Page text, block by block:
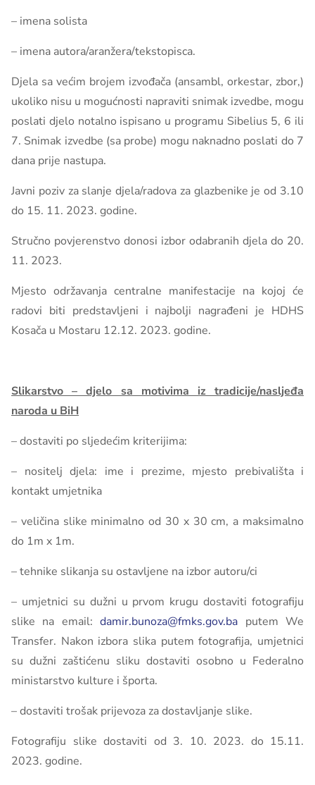
– imena solista
– imena autora/aranžera/tekstopisca.
Djela sa većim brojem izvođača (ansambl, orkestar, zbor,)
ukoliko nisu u mogućnosti napraviti snimak izvedbe, mogu
poslati djelo notalno ispisano u programu Sibelius 5, 6 ili
7. Snimak izvedbe (sa probe) mogu naknadno poslati do 7
dana prije nastupa.
Javni poziv za slanje djela/radova za glazbenike je od 3.10
do 15. 11. 2023. godine.
Stručno povjerenstvo donosi izbor odabranih djela do 20.
11. 2023.
Mjesto održavanja centralne manifestacije na kojoj će
radovi biti predstavljeni i najbolji nagrađeni je HDHS
Kosača u Mostaru 12.12. 2023. godine.
Slikarstvo – djelo sa motivima iz tradicije/nasljeđa
naroda u BiH
– dostaviti po sljedećim kriterijima:
– nositelj djela: ime i prezime, mjesto prebivališta i
kontakt umjetnika
– veličina slike minimalno od 30 x 30 cm, a maksimalno
do 1m x 1m.
– tehnike slikanja su ostavljene na izbor autoru/ci
– umjetnici su dužni u prvom krugu dostaviti fotografiju
slike na email:damir.bunoza@fmks.gov.ba putem We
Transfer. Nakon izbora slika putem fotografija, umjetnici
su dužni zaštićenu sliku dostaviti osobno u Federalno
ministarstvo kulture i športa.
– dostaviti trošak prijevoza za dostavljanje slike.
Fotografiju slike dostaviti od 3. 10. 2023. do 15.11.
2023. godine.